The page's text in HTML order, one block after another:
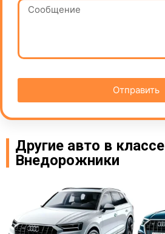
Отправить
Другие авто в классе
Внедорожники